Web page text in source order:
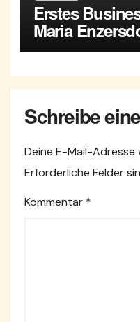
Erstes
Maria
Schreibe
Deine E-Mail-
Erforderliche Felder
Kommentar *